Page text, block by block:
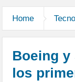
Home
Boeing y
los